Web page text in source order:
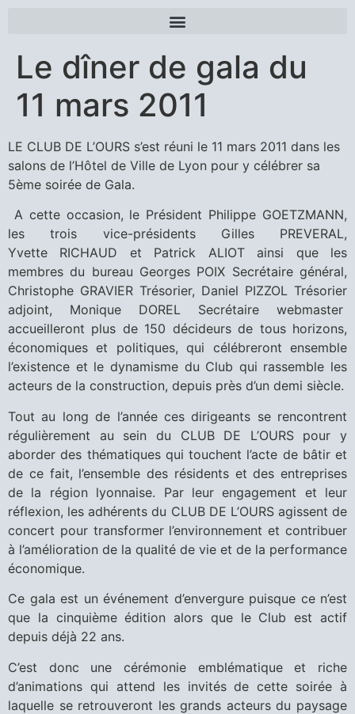
Le dîner de gala du
11 mars 2011
LE CLUB DE L’OURS s’est réuni le 11 mars 2011 dans les
salons de l’Hôtel de Ville de Lyon pour y célébrer sa
5ème soirée de Gala.
A cette occasion, le Président Philippe GOETZMANN,
les trois vice-présidents Gilles PREVERAL,
Yvette RICHAUD et Patrick ALIOT ainsi que les
membres du bureau Georges POIX Secrétaire général,
Christophe GRAVIER Trésorier, Daniel PIZZOL Trésorier
adjoint, Monique DOREL Secrétaire webmaster
accueilleront plus de 150 décideurs de tous horizons,
économiques et politiques, qui célébreront ensemble
l’existence et le dynamisme du Club qui rassemble les
acteurs de la construction, depuis près d’un demi siècle.
Tout au long de l’année ces dirigeants se rencontrent
régulièrement au sein du CLUB DE L’OURS pour y
aborder des thématiques qui touchent l’acte de bâtir et
de ce fait, l’ensemble des résidents et des entreprises
de la région lyonnaise. Par leur engagement et leur
réflexion, les adhérents du CLUB DE L’OURS agissent de
concert pour transformer l’environnement et contribuer
à l’amélioration de la qualité de vie et de la performance
économique.
Ce gala est un événement d’envergure puisque ce n’est
que la cinquième édition alors que le Club est actif
depuis déjà 22 ans.
C’est donc une cérémonie emblématique et riche
d’animations qui attend les invités de cette soirée à
laquelle se retrouveront les grands acteurs du paysage